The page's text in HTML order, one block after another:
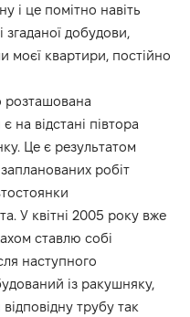
і це помітно навіть
добудови,
моєї квартири, постійно
розташована
на відстані півтора
Це є результатом
робіт
У квітні 2005 року вже
ставлю собі
наступного
із ракушняку,
трубу так